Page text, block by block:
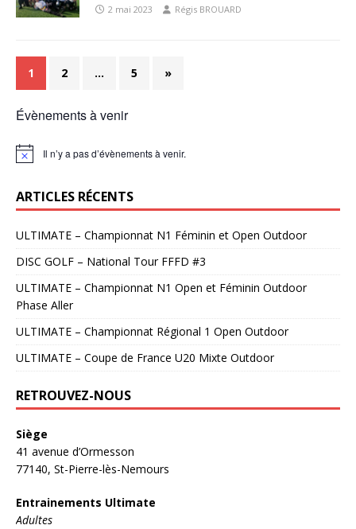
2 mai 2023 Régis BROUARD
1 2 … 5 »
Évènements à venir
N
i
c
Il n’y a pas d’évènements à venir.
ARTICLES RÉCENTS
ULTIMATE – Championnat N1 Féminin et Open Outdoor
DISC GOLF – National Tour FFFD #3
ULTIMATE – Championnat N1 Open et Féminin Outdoor
Phase Aller
ULTIMATE – Championnat Régional 1 Open Outdoor
ULTIMATE – Coupe de France U20 Mixte Outdoor
RETROUVEZ-NOUS
Siège
41 avenue d’Ormesson
77140, St-Pierre-lès-Nemours
Entrainements Ultimate
Adultes